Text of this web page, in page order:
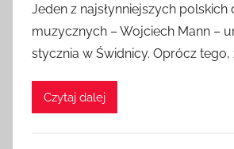
Jeden z najsłynniejszych polskich
muzycznych – Wojciech Mann –
stycznia w Świdnicy. Oprócz tego,
Czytaj dalej